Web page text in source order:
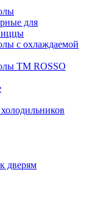
для
с охлаждаемой
ТМ ROSSO
дверям